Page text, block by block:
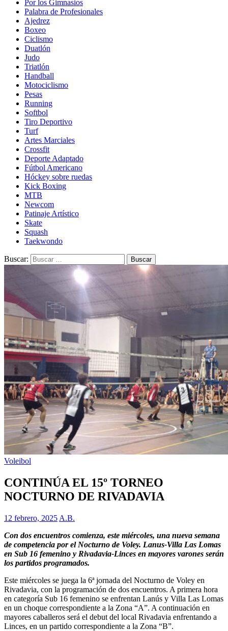
Por los Gimnasios
Palabra de Profesionales
Ajedrez
Boxeo
Ciclismo
Duatlón
Judo
Triatlón
Handball
Motociclismo
Pesas
Running
Softbol
Tiro Deportivo
Turf
Artes Marciales
Crossfit
Deporte Adaptado
Fútbol Americano
Hóckey sobre ruedas
Kick Boxing
MTB
Newcom
Patinaje Artístico
Skate
Squash
Taekwondo
Buscar:
Voleibol
CONTINÚA EL 15º TORNEO
NOCTURNO DE RIVADAVIA
12 febrero, 2025 A.B.
Con dos encuentros comienza, este miércoles, una nueva semana
de competencia por el Nocturno de Voley. Lanus-Villa Las Lomas
en Sub 16 femenino y Rivadavia-Linces en mayores varones serán
los partidos programados.
Este miércoles se juega la 6ª jornada del Nocturno de Voley en
Rivadavia, con la programación de dos encuentros. A primera hora
en categoría Sub 16 femenino se enfrentan Lanús y Villa Las Lomas
en un choque correspondiente a la Zona “A”. A continuación en
mayores caballeros será el debut del local Rivadavia enfrentando a
Linces, en un partido correspondiente a la Zona “B”.